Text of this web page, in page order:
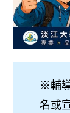
※輔
名或